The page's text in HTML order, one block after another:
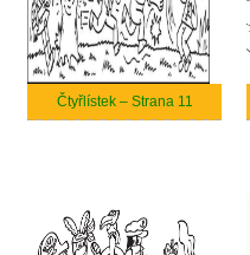
Čtyřlístek – Strana 11